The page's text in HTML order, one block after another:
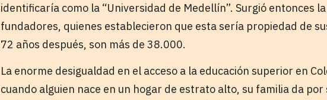
identificaría como la “Universidad de Medellín”. Surgió entonces
fundadores, quienes establecieron que esta sería propiedad de
72 años después, son más de 38.000.
La enorme desigualdad en el acceso a la educación superior en
cuando alguien nace en un hogar de estrato alto, su familia da